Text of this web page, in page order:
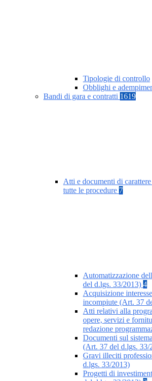
Tipologie di controllo
Obblighi e
Bandi di gara e contratti 1619
Atti e documenti di
tutte le procedure 7
Automatizzazione
del d.lgs. 33/2013) 4
Acquisizione
incompiute (Art. 37
Atti relativi alla
opere, servizi e
redazione
Documenti sul
(Art. 37 del d.lgs. 33/
Gravi illeciti
d.lgs. 33/2013)
Progetti di